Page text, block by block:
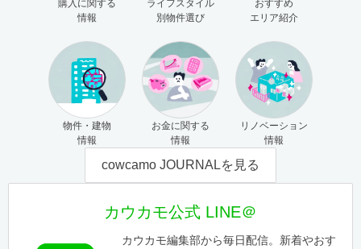
購入に関する
情報
ライフスタイル
別物件選び
おすすめ
エリア紹介
物件・建物
情報
お金に関する
情報
リノベーション
情報
cowcamo JOURNALを見る
カウカモ公式 LINE＠
カウカモ編集部から毎日配信。新着やおす